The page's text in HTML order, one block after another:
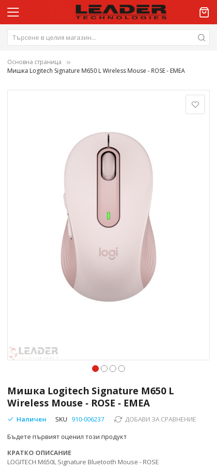
Основна страница
Мишка Logitech Signature M650 L Wireless Mouse - ROSE - EMEA
Мишка Logitech Signature M650 L
Wireless Mouse - ROSE - EMEA
Наличен SKU 910-006237 ДОБАВИ ЗА СРАВНЕНИЕ
Бъдете първият оценил този продукт
КРАТКО ОПИСАНИЕ
LOGITECH M650L Signature Bluetooth Mouse - ROSE
към
началото
на
галерия
снимки